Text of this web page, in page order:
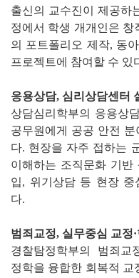
출신의 교수진이 제공하
정에서 학생 개개인은 창
의 포트폴리오 제작, 동
프로젝트에 참여할 수 있
응용상담, 심리상담센터
상담심리학부의 응용상
공무원에게 공공 안전
다. 현장을 자주 접하는
이해하는 조직문화 기반
입, 위기상담 등 현장 중
다.
범죄교정, 실무중심 교정
경찰탐정학부의 범죄교
정학을 융합한 회복적 교